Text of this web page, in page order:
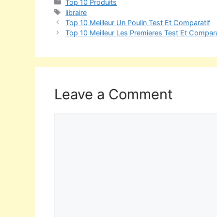
Top 10 Produits
libraire
Top 10 Meilleur Un Poulin Test Et Comparatif
Top 10 Meilleur Les Premieres Test Et
Leave a Comment